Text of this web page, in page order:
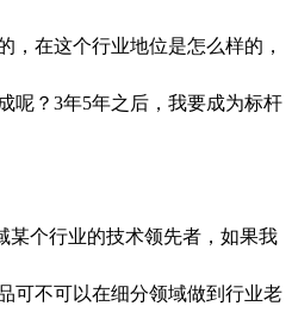
，在这个行业地位是怎么样的，
呢？3年5年之后，我要成为标杆
某个行业的技术领先者，如果我
可不可以在细分领域做到行业老